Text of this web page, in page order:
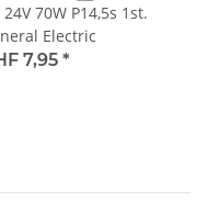
24V 70W P14,5s 1st.
Electric
7,95 *